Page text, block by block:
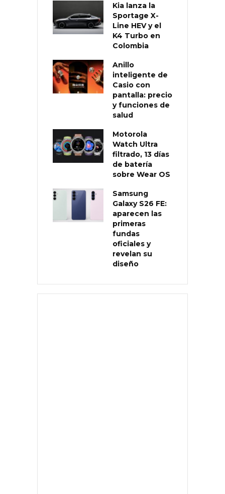
Kia lanza la
Sportage X-
Line HEV y el
K4 Turbo en
Colombia
Anillo
inteligente de
Casio con
pantalla: precio
y funciones de
salud
Motorola
Watch Ultra
filtrado, 13 días
de batería
sobre Wear OS
Samsung
Galaxy S26 FE:
aparecen las
primeras
fundas
oficiales y
revelan su
diseño